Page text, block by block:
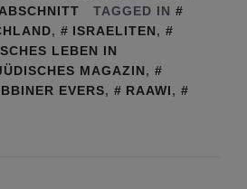
TAGGED IN
, ISRAELITEN,
LEBEN IN
MAGAZIN,
EVERS, RAAWI,